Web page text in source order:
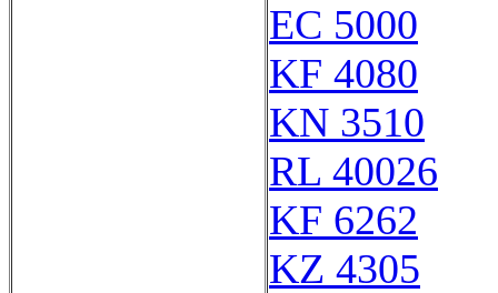
EC 5000
KF 4080
KN 3510
RL 40026
KF 6262
KZ 4305